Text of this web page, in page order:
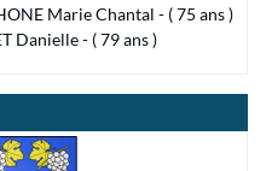
Marie Chantal - ( 75 ans )
Danielle - ( 79 ans )